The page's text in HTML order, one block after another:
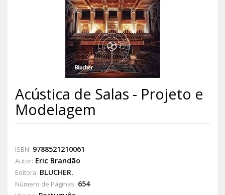
Acústica de Salas - Projeto e
Modelagem
ISBN: 9788521210061
Autor: Eric Brandão
Editora: BLUCHER.
Número de Páginas: 654